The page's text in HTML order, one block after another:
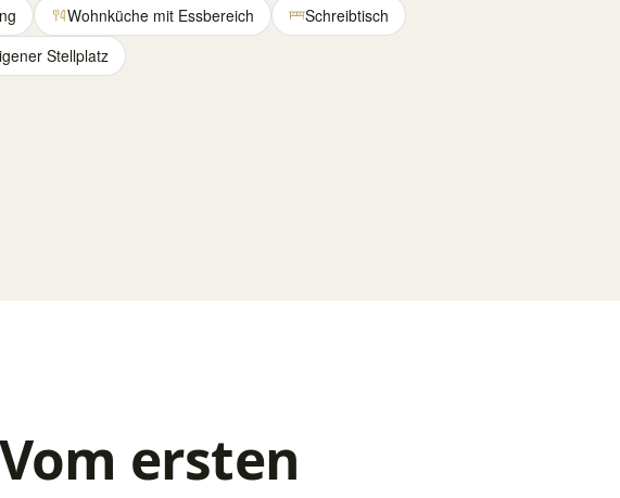
Wohnküche mit Essbereich
Schreibtisch
Stellplatz
ersten